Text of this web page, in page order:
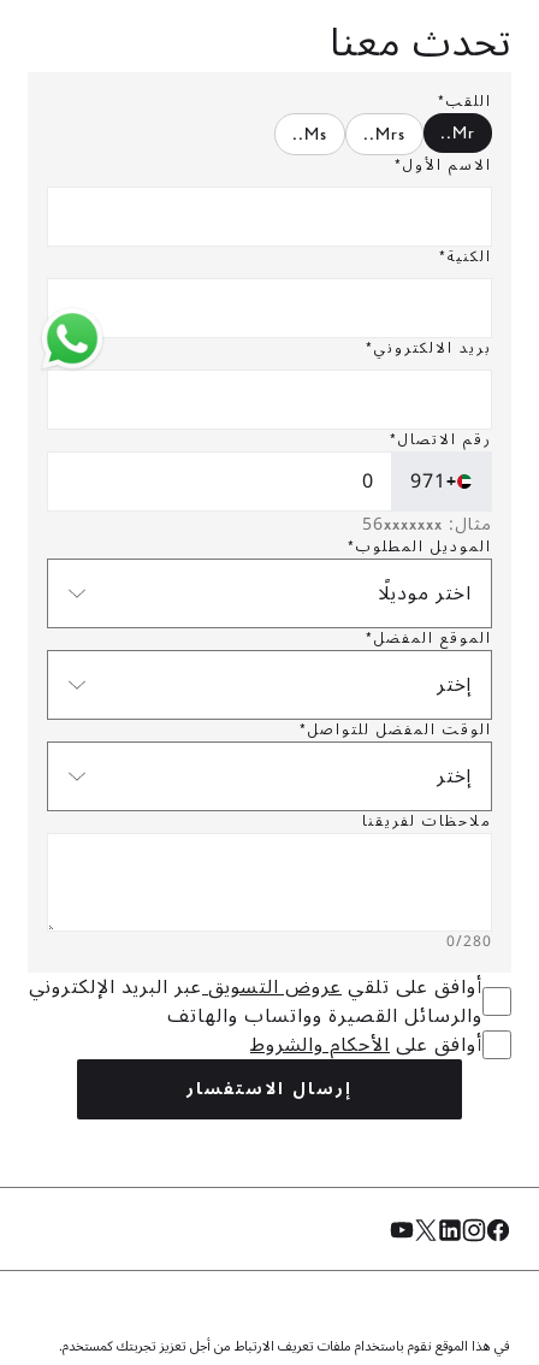
تحدث معنا
اللقب*
Mr.
.
Mrs.
.
Ms.
.
الاسم الأول*
الكنية*
بريد الالكتروني*
رقم الاتصال*
+971
مثال: 56xxxxxxx
الموديل المطلوب*
اختر موديلًا
الموقع المفضل*
إختر
الوقت المفضل للتواصل*
إختر
ملاحظات لفريقنا
0/280
أوافق على تلقيعروض التسويق عبر البريد الإلكتروني
والرسائل القصيرة وواتساب والهاتف
أوافق علىالأحكام والشروط
إرسال الاستفسار
© الفطيم 2026. جميع الحقوق محفوظة.
في هذا الموقع نقوم باستخدام ملفات تعريف الارتباط من أجل تعزيز تجربتك كمستخدم.